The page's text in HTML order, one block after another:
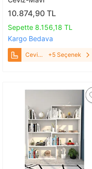
10.874,90 TL
Sepette 8.156,18 TL
Kargo Bedava
Ceviz-
+5 Seçenek